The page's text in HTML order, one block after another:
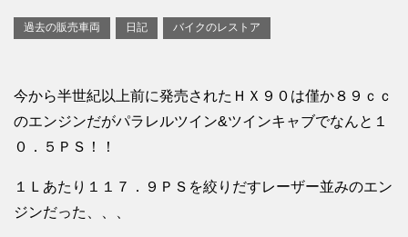
過去の販売車両 日記 バイクのレストア
今から半世紀以上前に発売されたＨＸ９０は僅か８９ｃｃ
のエンジンだがパラレルツイン&ツインキャブでなんと１
０．５ＰＳ！！
１Ｌあたり１１７．９ＰＳを絞りだすレーザー並みのエン
ジンだった、、、